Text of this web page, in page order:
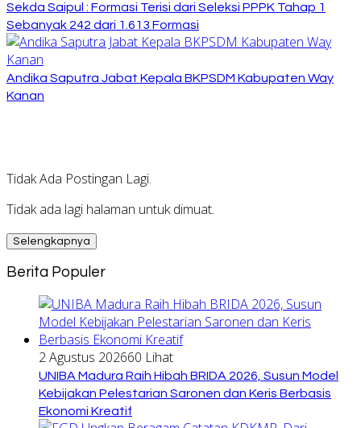
Sekda Saipul : Formasi Terisi dari Seleksi PPPK Tahap 1
Sebanyak 242 dari 1.613 Formasi
Andika Saputra Jabat Kepala BKPSDM Kabupaten Way
Kanan
Tidak Ada Postingan Lagi.
Tidak ada lagi halaman untuk dimuat.
Selengkapnya
Berita Populer
2 Agustus 202660 Lihat
UNIBA Madura Raih Hibah BRIDA 2026, Susun Model
Kebijakan Pelestarian Saronen dan Keris Berbasis
Ekonomi Kreatif